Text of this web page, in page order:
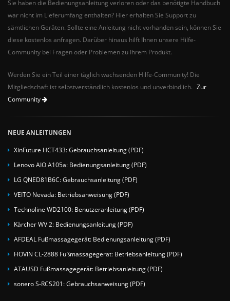
Sie haben die Bedienungsanleitung verloren oder das benötigte Handbuch
war nicht im Lieferumfang enthalten? Hier erhalten Sie Support zu
sämtlichen Geräten. Sollte eine Anleitung nicht vorhanden sein, können Sie
diese kostenlos anfragen. Darüber hinaus hilft Ihnen unsere Hilfe-
Community bei Fragen oder Problemen zu Ihrem Produkt.
Werden Sie ein Teil einer täglich wachsenden Hilfe-Community! Die
Mitgliedschaft ist selbstverständlich kostenlos und unverbindlich. Zur
Community
NEUE ANLEITUNGEN
XinFuture HCT433: Gebrauchsanleitung (PDF)
Lenovo AIO A105a: Bedienungsanleitung (PDF)
LG QNED81B6C: Gebrauchsanleitung (PDF)
VEITO Nevada: Betriebsanweisung (PDF)
Technoline WD2100: Benutzeranleitung (PDF)
Kärcher WV 2: Bedienungsanleitung (PDF)
AFDEAL Fußmassagegerät: Bedienungsanleitung (PDF)
HOVIN CL-2888 Fußmassagegerät: Betriebsanleitung (PDF)
ATAUSD Fußmassagegerät: Betriebsanleitung (PDF)
sonero S-RCS201: Gebrauchsanweisung (PDF)